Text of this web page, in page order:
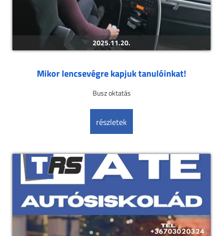
2025.11.20.
Mikor lencsevégre kapjuk tanulóinkat!
Busz oktatás
részletek